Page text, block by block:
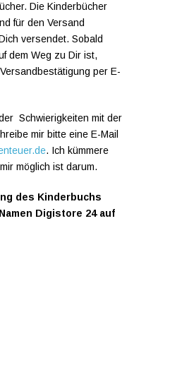
Die Kinderbücher
für den Versand
versendet. Sobald
dem Weg zu Dir ist,
per E-
Schwierigkeiten mit der
mir bitte eine E-Mail
. Ich kümmere
möglich ist darum.
des Kinderbuchs
Digistore 24 auf